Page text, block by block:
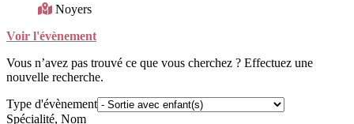
Noyers
Voir l'évènement
Vous n’avez pas trouvé ce que vous cherchez ? Effectuez une
nouvelle recherche.
Type d'évènement
Spécialité, Nom